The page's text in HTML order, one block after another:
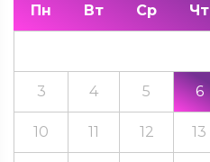
Пн Вт Ср Чт
3 4 5 6
10 11 12 13